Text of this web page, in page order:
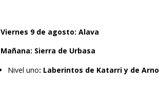
Viernes 9 de agosto: Alava
Mañana: Sierra de Urbasa
Nivel uno: Laberintos de Katarri y de Arno